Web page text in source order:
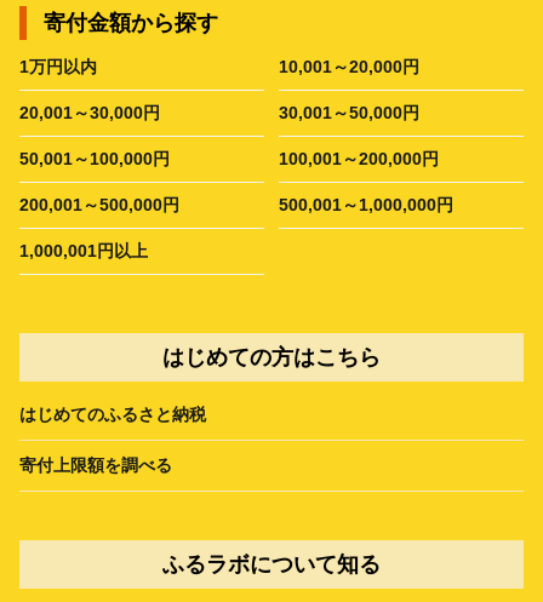
寄付金額から探す
1万円以内 10,001～20,000円
20,001～30,000円 30,001～50,000円
50,001～100,000円 100,001～200,000円
200,001～500,000円 500,001～1,000,000円
1,000,001円以上
はじめての方はこちら
はじめてのふるさと納税
寄付上限額を調べる
ふるラボについて知る